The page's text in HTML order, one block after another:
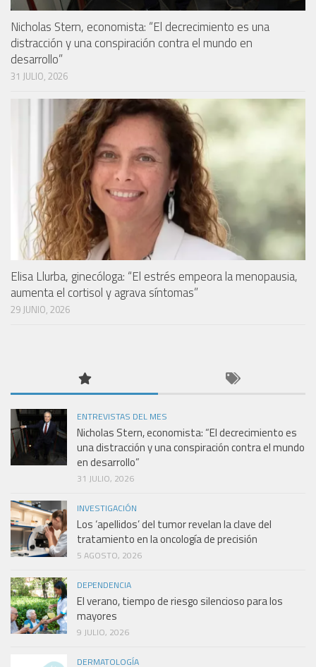
Nicholas Stern, economista: “El decrecimiento es una
distracción y una conspiración contra el mundo en
desarrollo”
31 JULIO, 2026
Elisa Llurba, ginecóloga: “El estrés empeora la menopausia,
aumenta el cortisol y agrava síntomas”
29 JUNIO, 2026
ENTREVISTAS DEL MES
Nicholas Stern, economista: “El decrecimiento es
una distracción y una conspiración contra el mundo
en desarrollo”
31 JULIO, 2026
INVESTIGACIÓN
Los ‘apellidos’ del tumor revelan la clave del
tratamiento en la oncología de precisión
5 AGOSTO, 2026
DEPENDENCIA
El verano, tiempo de riesgo silencioso para los
mayores
9 JULIO, 2026
DERMATOLOGÍA